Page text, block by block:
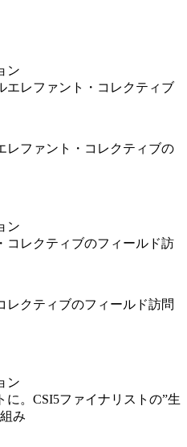
ン
レファント・コレクティブの
ン
レクティブのフィールド訪問
ン